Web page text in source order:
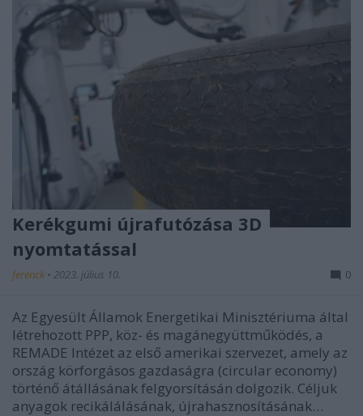
Kerékgumi újrafutózása 3D
nyomtatással
ferenck • 2023. július 10. 0
Az Egyesült Államok Energetikai Minisztériuma által
létrehozott PPP, köz- és magánegyüttműködés, a
REMADE Intézet az első amerikai szervezet, amely az
ország körforgásos gazdaságra (circular economy)
történő átállásának felgyorsításán dolgozik. Céljuk
anyagok recikálálásának, újrahasznosításának…